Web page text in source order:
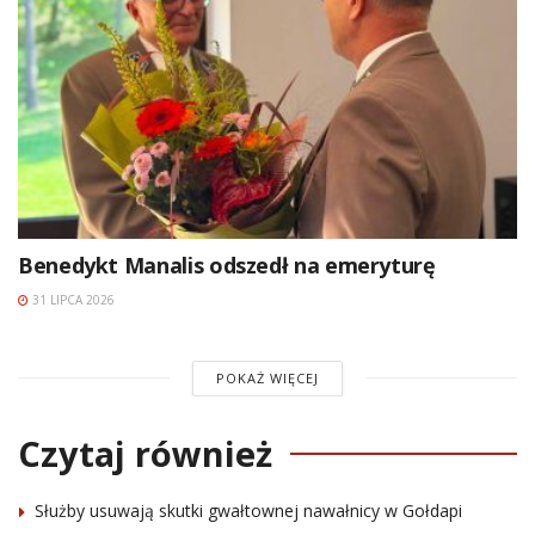
Benedykt Manalis odszedł na emeryturę
31 LIPCA 2026
POKAŻ WIĘCEJ
Czytaj również
Służby usuwają skutki gwałtownej nawałnicy w Gołdapi